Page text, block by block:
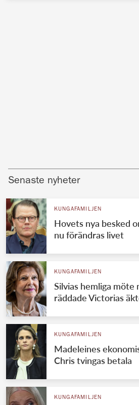
Senaste nyheter
KUNGAFAMILJEN
Hovets nya besked
nu förändras livet
KUNGAFAMILJEN
Silvias hemliga möte
räddade Victorias
KUNGAFAMILJEN
Madeleines
Chris tvingas betala
KUNGAFAMILJEN